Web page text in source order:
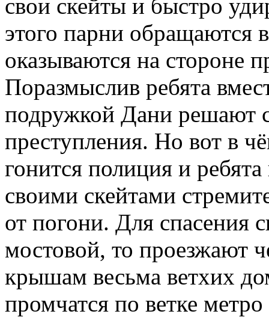
свои скейты и быстро
этого парни обращаются
оказываются на стороне
Поразмыслив ребята
подружкой Дани решают
преступления. Но вот в
гонится полиция и
своими скейтами
от погони. Для спасения
мостовой, то проезжают
крышам весьма ветхих
промчатся по ветке